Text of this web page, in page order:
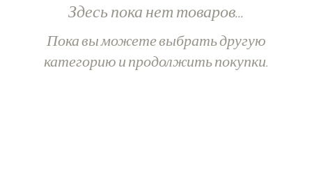
Здесь пока нет товаров...
Пока вы можете выбрать другую
категорию и продолжить покупки.